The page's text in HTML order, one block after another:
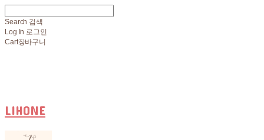
Search 검색
Log In 로그인
Cart장바구니
LIHONE